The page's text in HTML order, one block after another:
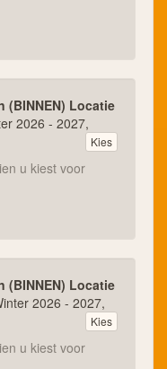
(BINNEN) Locatie
2026 - 2027,
Kies
u kiest voor
(BINNEN) Locatie
2026 - 2027,
Kies
u kiest voor